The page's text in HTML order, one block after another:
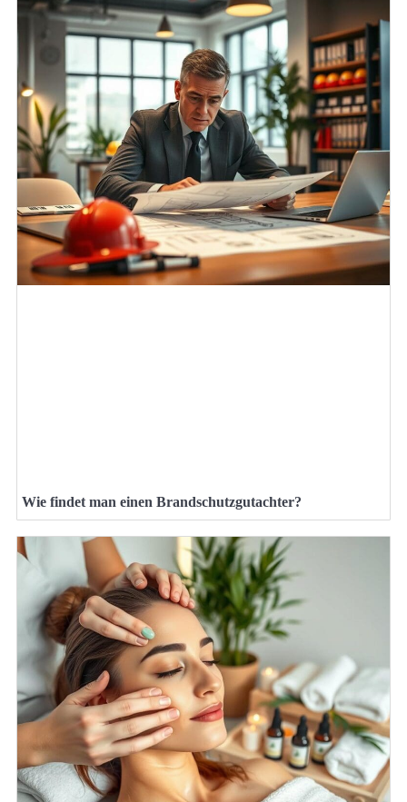
Wie findet man einen Brandschutzgutachter?